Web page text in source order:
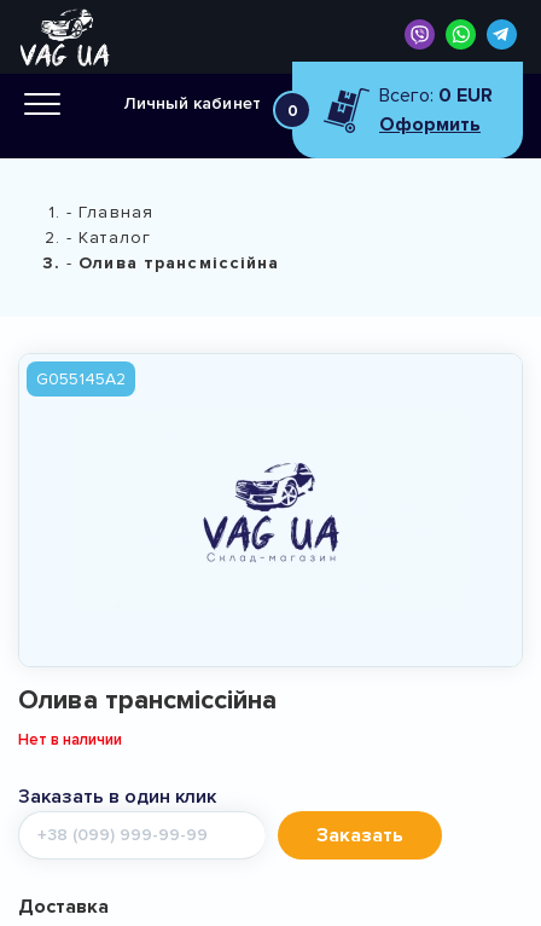
Личный кабинет 0
Всего: 0 EUR
Оформить
Главная
Каталог
Олива трансміссійна
G055145A2
Олива трансміссійна
Нет в наличии
Заказать в один клик
Мобильный
телефон
Заказать
Доставка